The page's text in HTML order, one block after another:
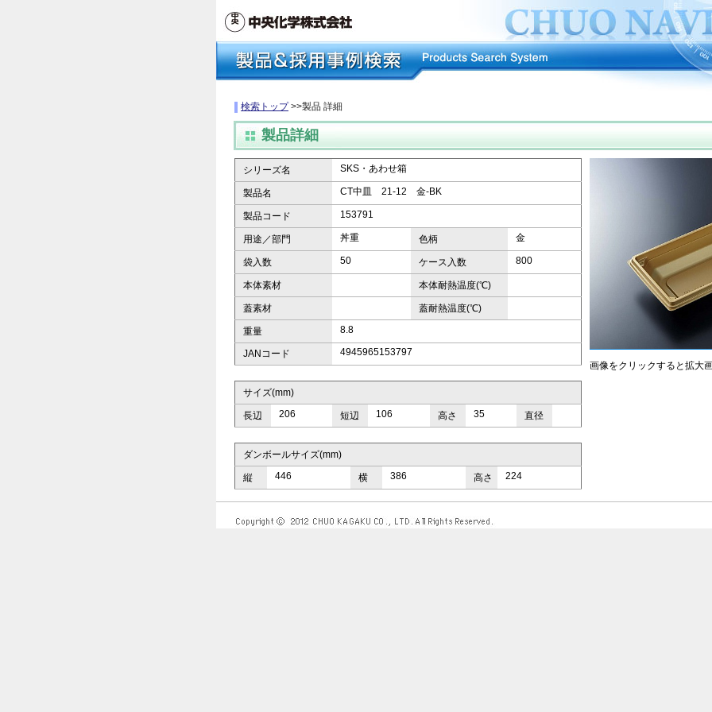
検索トップ>>製品 詳細
製品詳細
シリーズ名 SKS・あわせ箱
製品名 CT中皿 21-12 金-BK
製品コード 153791
用途／部門 丼重 色柄 金
袋入数 50 ケース入数 800
本体素材 本体耐熱温度(℃)
蓋素材 蓋耐熱温度(℃)
重量 8.8
JANコード 4945965153797
サイズ(mm)
長辺 206 短辺 106 高さ 35 直径
ダンボールサイズ(mm)
縦 446 横 386 高さ 224
画像をクリックすると拡大